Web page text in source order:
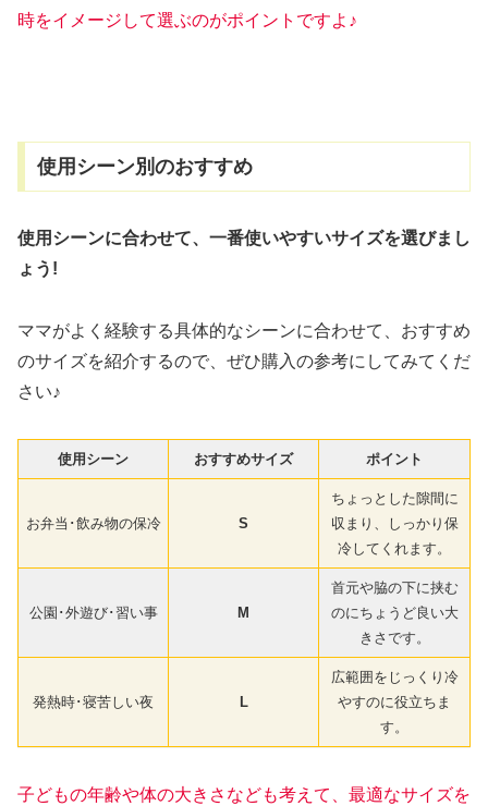
時をイメージして選ぶのがポイントですよ ♪
使用シーン別のおすすめ
使用シーンに合わせて、一番使いやすいサイズを選びまし
ょう!
ママがよく経験する具体的なシーンに合わせて、おすすめ
のサイズを紹介するので、ぜひ購入の参考にしてみてくだ
さい♪
使用シーン おすすめサイズ ポイント
お弁当･飲み物の保冷 S
ちょっとした隙間に
収まり、しっかり保
冷してくれます。
公園･外遊び･習い事 M
首元や脇の下に挟む
のにちょうど良い大
きさです。
発熱時･寝苦しい夜 L
広範囲をじっくり冷
やすのに役立ちま
す。
子どもの年齢や体の大きさなども考えて、最適なサイズを